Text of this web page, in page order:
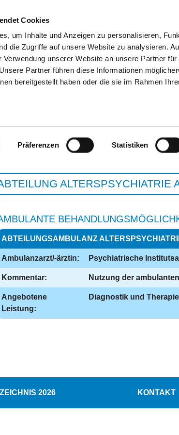
Cookies
um Inhalte und Anzeigen zu personalisieren,
die Zugriffe auf unsere Website zu analysieren.
Verwendung unserer Website an unsere Partner
Partner führen diese Informationen
bereitgestellt haben oder die sie im Rahmen
Präferenzen Statistiken
SUCHEN TIPPS & HILFE
ZFP SÜDWÜRTTEMBERG
ALTERSPSYCHIATRIE
ABTEILUNGSAMBULANZ
Ambulanzarzt/-ärztin: Psychiatrische
Kommentar: Nutzung der
Angebotene
Leistung:
Diagnostik und
2026 KONTAKT